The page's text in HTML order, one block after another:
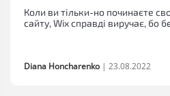
Коли ви тільки-но починаєте
сайту, Wix справді виручає, бо
Diana Honcharenko | 23.08.2022